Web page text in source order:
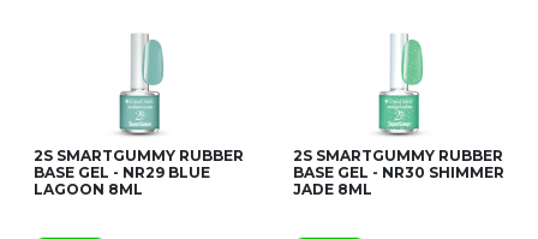
2S SMARTGUMMY RUBBER
BASE GEL - NR29 BLUE
LAGOON 8ML
2S SMARTGUMMY RUBBER
BASE GEL - NR30 SHIMMER
JADE 8ML